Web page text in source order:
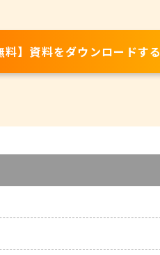
料】資料をダウンロードする